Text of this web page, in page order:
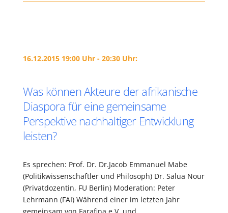
16.12.2015 19:00 Uhr - 20:30 Uhr:
Was können Akteure der afrikanische
Diaspora für eine gemeinsame
Perspektive nachhaltiger Entwicklung
leisten?
Es sprechen: Prof. Dr. Dr.Jacob Emmanuel Mabe
(Politikwissenschaftler und Philosoph) Dr. Salua Nour
(Privatdozentin, FU Berlin) Moderation: Peter
Lehrmann (FAI) Während einer im letzten Jahr